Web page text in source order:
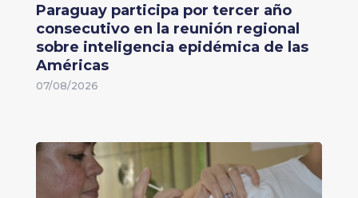
Paraguay participa por tercer año
consecutivo en la reunión regional
sobre inteligencia epidémica de las
Américas
07/08/2026